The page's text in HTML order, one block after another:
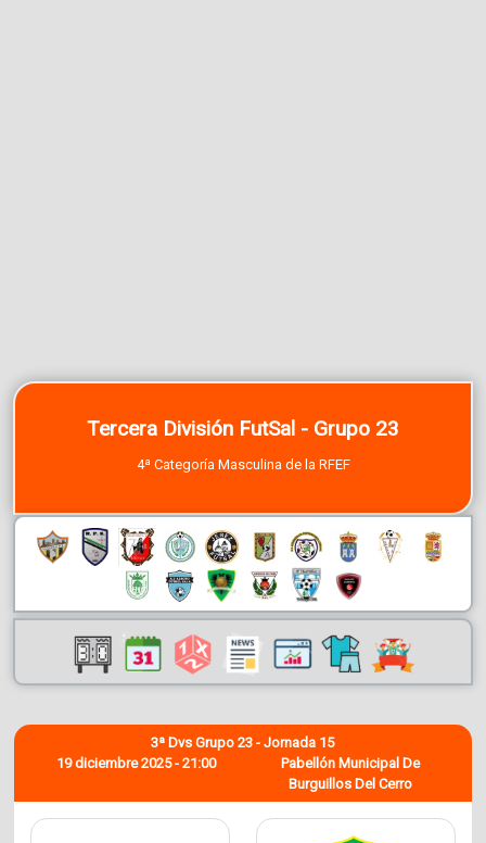
Tercera División FutSal - Grupo 23
4ª Categoría Masculina de la RFEF
19 diciembre 2025 - 21:00
3ª Dvs Grupo 23 - Jornada 15
Pabellón Municipal De
Burguillos Del Cerro